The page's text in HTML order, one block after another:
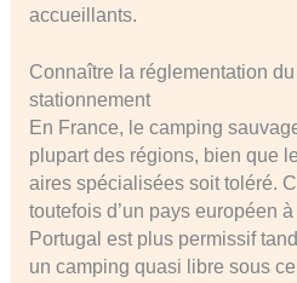
accueillants.
Connaître la réglementation
stationnement
En France, le camping
plupart des régions, bien que
aires spécialisées soit toléré.
toutefois d’un pays européen
Portugal est plus permissif
un camping quasi libre sous